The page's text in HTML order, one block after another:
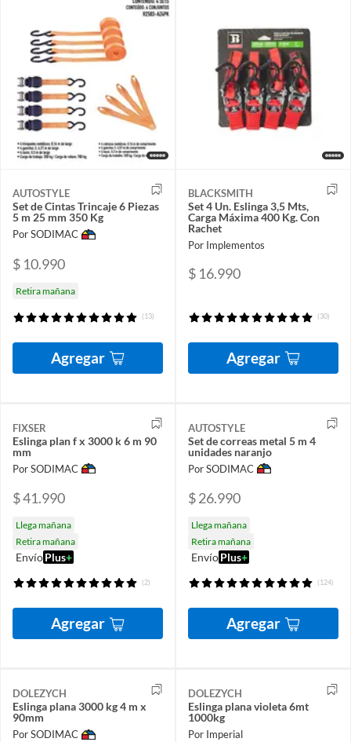
AUTOSTYLE
Set de Cintas Trincaje 6 Piezas
5 m 25 mm 350 Kg
Por SODIMAC
$ 10.990
Retira mañana
(13)
Agregar
BLACKSMITH
Set 4 Un. Eslinga 3,5 Mts,
Carga Máxima 400 Kg. Con
Rachet
Por Implementos
$ 16.990
(30)
Agregar
FIXSER
Eslinga plan f x 3000 k 6 m 90
mm
Por SODIMAC
$ 41.990
Llega mañana
Retira mañana
EnvíoPlus+
(2)
Agregar
AUTOSTYLE
Set de correas metal 5 m 4
unidades naranjo
Por SODIMAC
$ 26.990
Llega mañana
Retira mañana
EnvíoPlus+
(124)
Agregar
DOLEZYCH
Eslinga plana 3000 kg 4 m x
90mm
Por SODIMAC
DOLEZYCH
Eslinga plana violeta 6mt
1000kg
Por Imperial